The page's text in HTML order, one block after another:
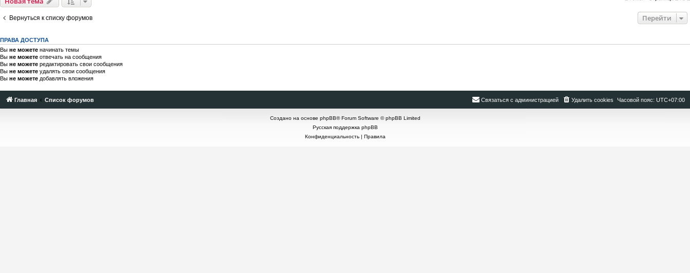
Вернуться к списку форумов Перейти
ПРАВА ДОСТУПА
Вы не можете начинать темы
Вы не можете отвечать на сообщения
Вы не можете редактировать свои сообщения
Вы не можете удалять свои сообщения
Вы не можете добавлять вложения
Главная Список форумов Часовой пояс: UTC+07:00
Удалить cookies
Связаться с администрацией
Создано на основе phpBB® Forum Software © phpBB Limited
Русская поддержка phpBB
Конфиденциальность| Правила